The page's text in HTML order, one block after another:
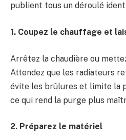
publient tous un déroulé
1. Coupez le chauffage et
Arrêtez la chaudière ou
Attendez que les radiateurs
évite les brûlures et limite la
ce qui rend la purge plus
2. Préparez le matériel